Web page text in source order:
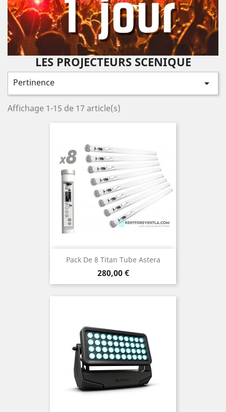
LES PROJECTEURS SCENIQUE
Pertinence 
Affichage 1-15 de 17 article(s)
Pack De 8 Titan Tube Astera
Prix
280,00 €